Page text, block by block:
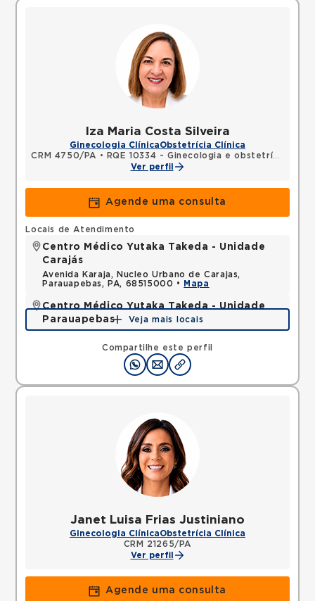
Iza Maria Costa Silveira
Ginecologia ClínicaObstetrícia Clínica
CRM 4750/PA •
RQE 10334 - Ginecologia e obstetrícia
Ver perfil
Agende uma consulta
Compartilhe este perfil
Locais de Atendimento
Centro Médico Yutaka Takeda - Unidade
Carajás
Avenida Karaja, Nucleo Urbano de Carajas,
Parauapebas, PA, 68515000 •
Mapa
Centro Médico Yutaka Takeda - Unidade
Parauapebas
Rua G, Uniao, Parauapebas, PA, 68515000 •Mapa
Veja mais locais
Janet Luisa Frias Justiniano
Ginecologia ClínicaObstetrícia Clínica
CRM 21265/PA
Ver perfil
Agende uma consulta